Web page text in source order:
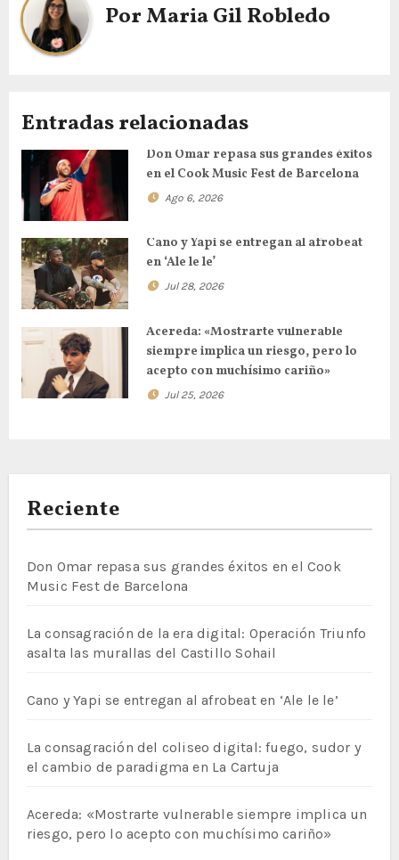
PorMaria Gil Robledo
Entradas relacionadas
Don Omar repasa sus grandes éxitos
en el Cook Music Fest de Barcelona
Ago 6, 2026
Cano y Yapi se entregan al afrobeat
en ‘Ale le le’
Jul 28, 2026
Acereda: «Mostrarte vulnerable
siempre implica un riesgo, pero lo
acepto con muchísimo cariño»
Jul 25, 2026
Reciente
Don Omar repasa sus grandes éxitos en el Cook
Music Fest de Barcelona
La consagración de la era digital: Operación Triunfo
asalta las murallas del Castillo Sohail
Cano y Yapi se entregan al afrobeat en ‘Ale le le’
La consagración del coliseo digital: fuego, sudor y
el cambio de paradigma en La Cartuja
Acereda: «Mostrarte vulnerable siempre implica un
riesgo, pero lo acepto con muchísimo cariño»